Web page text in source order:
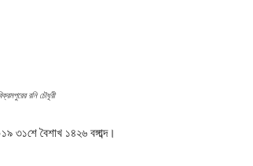
রনি চৌধূরী
৩১শে বৈশাখ ১৪২৬ বঙ্গাব্দ।